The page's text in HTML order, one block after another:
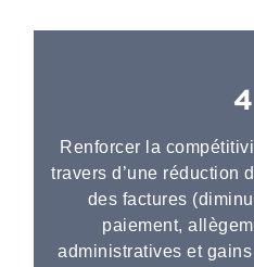
4
Renforcer la
travers d’une réduction
des factures
paiement,
administratives et